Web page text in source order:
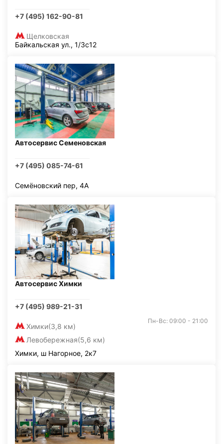
+7 (495) 162-90-81
Щелковская
Байкальская ул., 1/3с12
Автосервис Семеновская
+7 (495) 085-74-61
Семёновский пер, 4А
Автосервис Химки
+7 (495) 989-21-31
Химки(3,8 км)
Левобережная(5,6 км)
Пн-Вс: 09:00 - 21:00
Химки, ш Нагорное, 2к7